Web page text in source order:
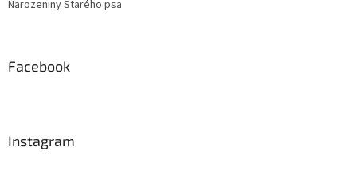
Narozeniny Starého psa
Facebook
Instagram